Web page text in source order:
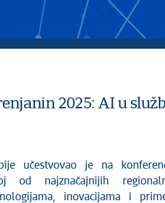
2025: AI u
učestvovao je na
od najznačajnijih
inovacijama i